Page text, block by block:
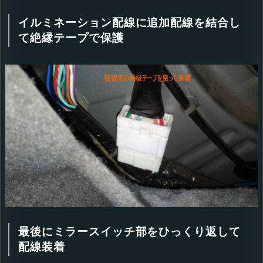
イルミネーション配線に追加配線を結合し
て絶縁テープで保護
最後にミラースイッチ部をひっくり返して
配線装着